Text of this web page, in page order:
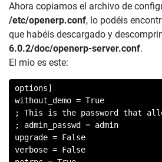
Ahora copiamos el archivo de
/etc/openerp.conf, lo podéis
que habéis descargado y
6.0.2/doc/openerp-server.conf.
El mio es este:
options]
without_demo = True
; This is the password that
; admin_passwd = admin
upgrade = False
verbose = False